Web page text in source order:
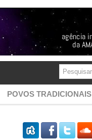
POVOS TRADICIONAIS